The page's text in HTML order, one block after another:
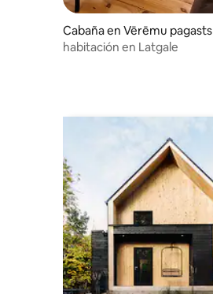
Cabaña en Vērēmu pagasts
habitación en Latgale